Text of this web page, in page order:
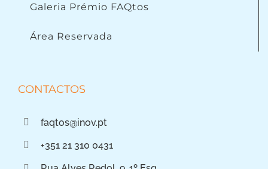
Galeria Prémio FAQtos
Área Reservada
CONTACTOS
faqtos@inov.pt
+351 21 310 0431